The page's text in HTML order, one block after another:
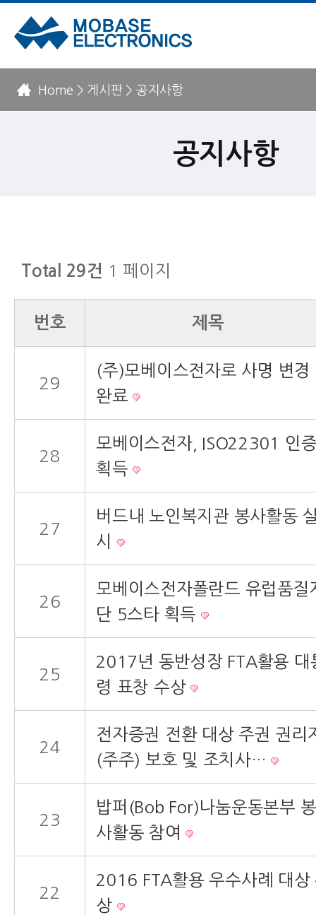
Home > 게시판 > 공지사항
공지사항
Total 29건 1 페이지
번호 제목
29
(주)모베이스전자로 사명 변경
완료
28
모베이스전자, ISO22301 인
획득
27
버드내 노인복지관 봉사활동
시
26
모베이스전자폴란드 유럽품질
단 5스타 획득
25
2017년 동반성장 FTA활용 대
령 표창 수상
24
전자증권 전환 대상 주권 권리
(주주) 보호 및 조치사…
23
밥퍼(Bob For)나눔운동본부 봉
사활동 참여
22
2016 FTA활용 우수사례 대상
상